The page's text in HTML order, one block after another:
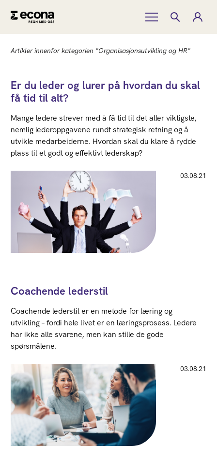
Artikler innenfor kategorien "Organisasjonsutvikling og HR"
Er du leder og lurer på hvordan du skal
få tid til alt?
Mange ledere strever med å få tid til det aller viktigste,
nemlig lederoppgavene rundt strategisk retning og å
utvikle medarbeiderne. Hvordan skal du klare å rydde
plass til et godt og effektivt lederskap?
03.08.21
Coachende lederstil
Coachende lederstil er en metode for læring og
utvikling – fordi hele livet er en læringsprosess. Ledere
har ikke alle svarene, men kan stille de gode
spørsmålene.
03.08.21